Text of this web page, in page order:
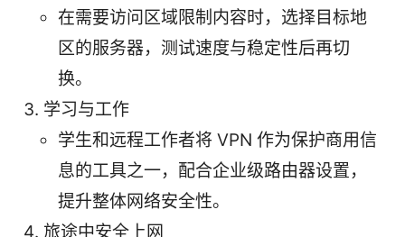
在需要访问区域限制内容时，选择目标地
区的服务器，测试速度与稳定性后再切
换。
学习与工作
学生和远程工作者将 VPN 作为保护商用信
息的工具之一，配合企业级路由器设置，
提升整体网络安全性。
旅途中安全上网